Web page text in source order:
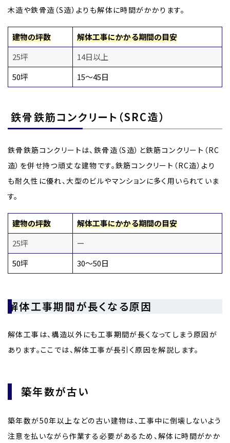
木造や鉄骨造（S造）よりも解体に時間がかかります。
建物の坪数
解体工事にかかる期間の目安
25坪
14日以上
50坪
15〜45日
鉄骨鉄筋コンクリート（SRC造）
鉄骨鉄筋コンクリートは、鉄骨造（S造）と鉄筋コンクリート（RC
造）を併せ持つ頑丈な建物です。鉄筋コンクリート（RC造）より
も耐久性に優れ、大型のビルやマンションに多く用いられていま
す。
建物の坪数
解体工事にかかる期間の目安
25坪
ー
50坪
30〜50日
解体工事期間が長くなる原因
解体工事は、構造以外にも工事期間が長くなってしまう原因が
あります。ここでは、解体工事が長引く原因を解説します。
築年数が古い
築年数が50年以上などの古い建物は、工事中に倒壊しないよう
注意を払いながら作業する必要があるため、解体に時間がかか